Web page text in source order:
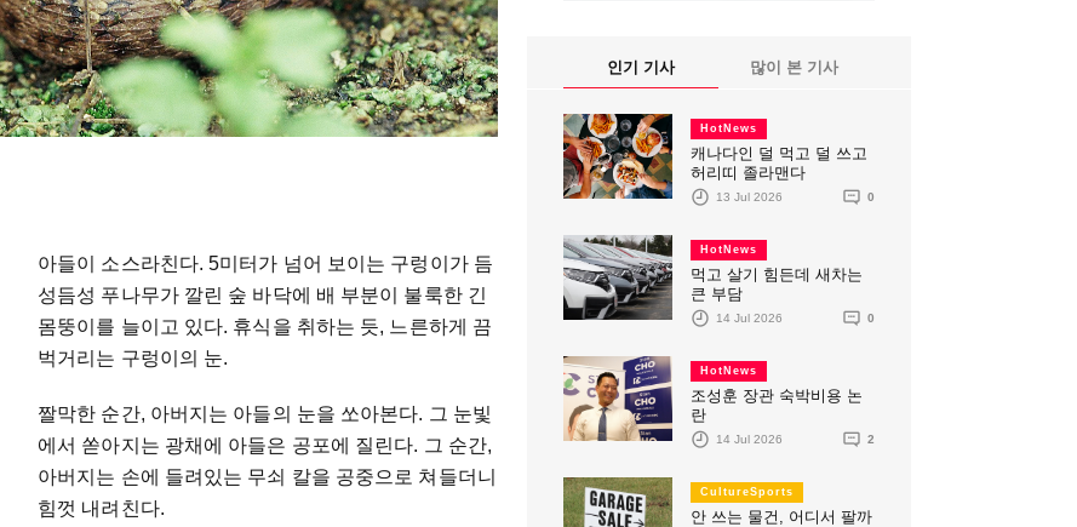
아들이 소스라친다. 5미터가 넘어 보이는 구렁이가 듬
성듬성 푸나무가 깔린 숲 바닥에 배 부분이 불룩한 긴
몸뚱이를 늘이고 있다. 휴식을 취하는 듯, 느른하게 끔
벅거리는 구렁이의 눈.
짤막한 순간, 아버지는 아들의 눈을 쏘아본다. 그 눈빛
에서 쏟아지는 광채에 아들은 공포에 질린다. 그 순간,
아버지는 손에 들려있는 무쇠 칼을 공중으로 쳐들더니
힘껏 내려친다.
인기 기사 많이 본 기사
HotNews
캐나다인 덜 먹고 덜 쓰고
허리띠 졸라맨다
13 Jul 2026 0
HotNews
먹고 살기 힘든데 새차는
큰 부담
14 Jul 2026 0
HotNews
조성훈 장관 숙박비용 논
란
14 Jul 2026 2
CultureSports
안 쓰는 물건, 어디서 팔까